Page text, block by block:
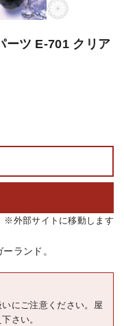
ーツ E-701 クリア
※外部サイトに移動します
ランド。
にご注意ください。屋
さい。